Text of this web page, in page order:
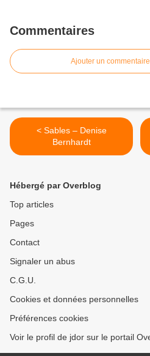
Commentaires
Ajouter un commentaire
< Sables – Denise
Bernhardt
Hébergé par Overblog
Top articles
Pages
Contact
Signaler un abus
C.G.U.
Cookies et données personnelles
Préférences cookies
Voir le profil de jdor sur le portail